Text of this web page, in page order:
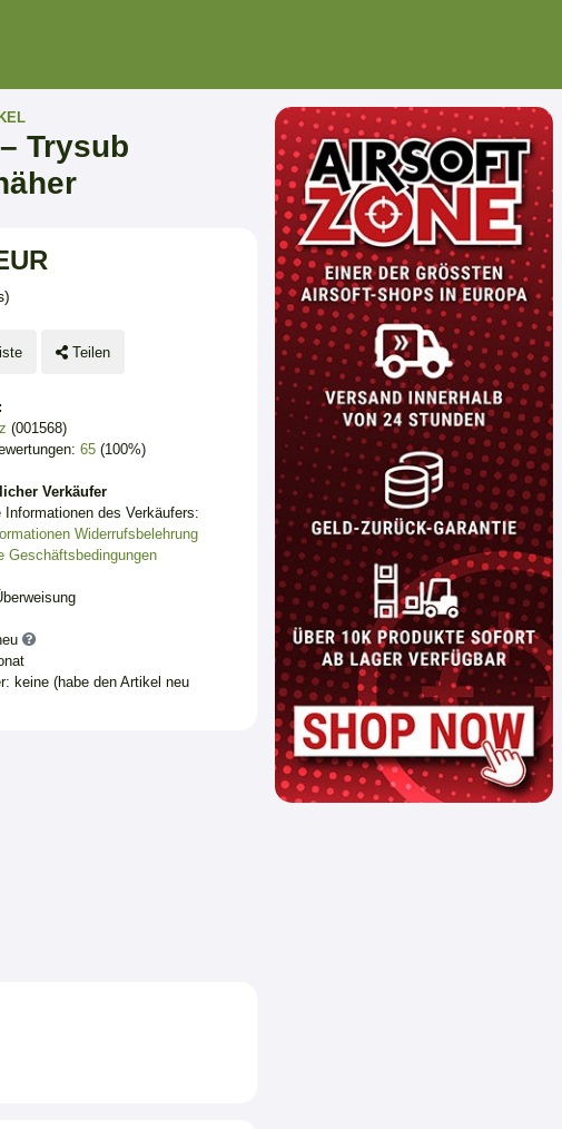
Trysub
Teilen
(001568)
65(100%)
Verkäufer
Informationen des Verkäufers:
Widerrufsbelehrung
Geschäftsbedingungen
keine (habe den Artikel neu